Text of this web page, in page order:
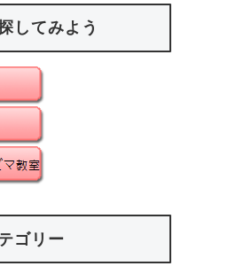
してみよう
ゴリー